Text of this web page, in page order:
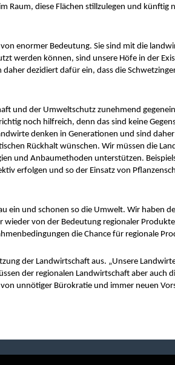
Raum, diese Flächen stillzulegen und
enormer Bedeutung. Sie sind mit die
werden können, sind unsere Höfe in der
daher dezidiert dafür ein, dass die
und der Umweltschutz zunehmend
noch hilfreich, denn das sind keine
denken in Generationen und sind
Rückhalt wünschen. Wir müssen die
und Anbaumethoden unterstützen.
erfolgen und so der Einsatz von
ein und schonen so die Umwelt. Wir haben
von der Bedeutung regionaler
die Chance für regionale
der Landwirtschaft aus. „Unsere
der regionalen Landwirtschaft aber auch
unnötiger Bürokratie und immer neuen